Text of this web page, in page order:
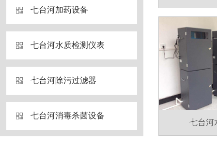
七台河加药设备
七台河水质检测仪表
七台河除污过滤器
七台河消毒杀菌设备
七台河